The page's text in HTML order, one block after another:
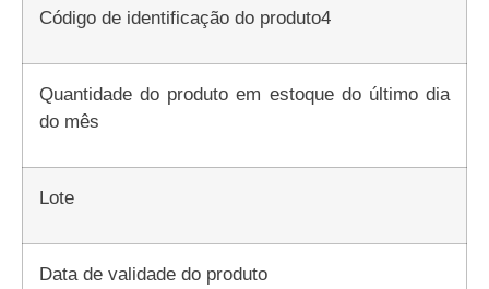
Código de identificação do produto4
Quantidade do produto em estoque do último dia
do mês
Lote
Data de validade do produto